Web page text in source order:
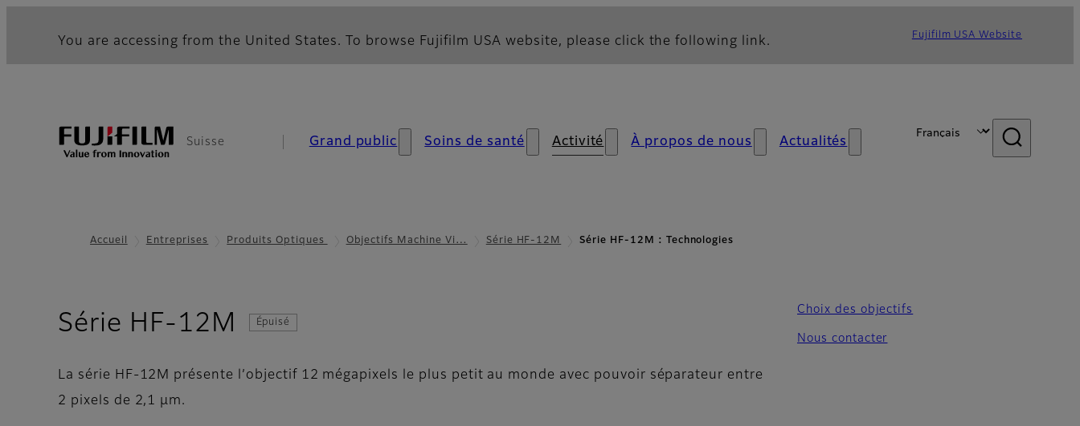
You are accessing from the United States. To browse Fujifilm USA website, please click the following link. Fujifilm USA Website
Suisse Grand public Soins de santé Activité À propos de nous Actualités
Accueil Entreprises Produits Optiques Objectifs Machine Vi… Série HF-12M Série HF-12M : Technologies
Série HF-12M - Technologies
Épuisé
La série HF-12M présente l’objectif 12 mégapixels le plus petit au monde avec pouvoir séparateur entre
2 pixels de 2,1 μm.
Choix des objectifs
Nous contacter